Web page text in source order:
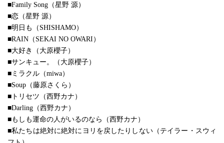
■Family Song（星野 源）
■恋（星野 源）
■明日も（SHISHAMO）
■RAIN（SEKAI NO OWARI）
■大好き（大原櫻子）
■サンキュー。（大原櫻子）
■ミラクル（miwa）
■Soup（藤原さくら）
■トリセツ（西野カナ）
■Darling（西野カナ）
■もしも運命の人がいるのなら（西野カナ）
■私たちは絶対に絶対にヨリを戻したりしない（テイラー・スウィ